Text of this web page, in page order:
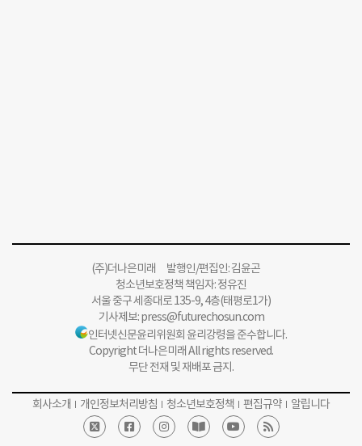
(주)더나은미래 발행인/편집인: 김윤곤
청소년보호정책 책임자: 정유진
서울 중구 세종대로 135-9, 4층(태평로1가)
기사제보:press@futurechosun.com
인터넷신문윤리위원회 윤리강령을 준수합니다.
Copyright 더나은미래 All rights reserved.
무단 전재 및 재배포 금지.
회사소개 개인정보처리방침 청소년보호정책 편집규약 알립니다